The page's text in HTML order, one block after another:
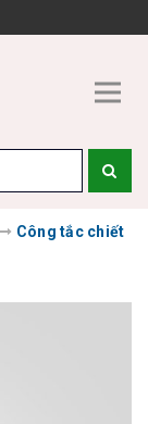
Công tắc chiết